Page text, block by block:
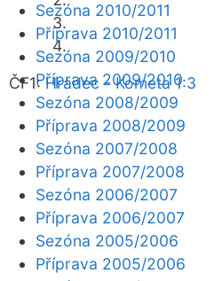
ČF1:Hradec - Kometa 1:3
Sezóna 2010/2011
Příprava 2010/2011
Sezóna 2009/2010
Příprava 2009/2010
Sezóna 2008/2009
Příprava 2008/2009
Sezóna 2007/2008
Příprava 2007/2008
Sezóna 2006/2007
Příprava 2006/2007
Sezóna 2005/2006
Příprava 2005/2006